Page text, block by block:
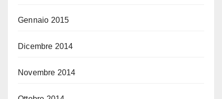
Gennaio 2015
Dicembre 2014
Novembre 2014